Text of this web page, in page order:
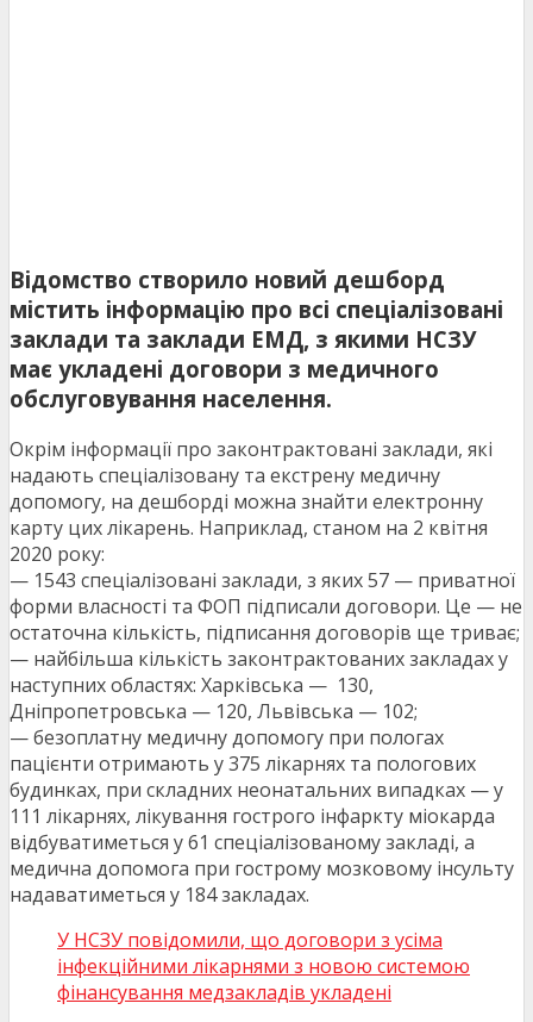
Відомство створило новий дешборд
містить інформацію про всі спеціалізовані
заклади та заклади ЕМД, з якими НСЗУ
має укладені договори з медичного
обслуговування населення.
Окрім інформації про законтрактовані заклади, які
надають спеціалізовану та екстрену медичну
допомогу, на дешборді можна знайти електронну
карту цих лікарень. Наприклад, станом на 2 квітня
2020 року:
— 1543 спеціалізовані заклади, з яких 57 — приватної
форми власності та ФОП підписали договори. Це — не
остаточна кількість, підписання договорів ще триває;
— найбільша кількість законтрактованих закладах у
наступних областях: Харківська — 130,
Дніпропетровська — 120, Львівська — 102;
— безоплатну медичну допомогу при пологах
пацієнти отримають у 375 лікарнях та пологових
будинках, при складних неонатальних випадках — у
111 лікарнях, лікування гострого інфаркту міокарда
відбуватиметься у 61 спеціалізованому закладі, а
медична допомога при гострому мозковому інсульту
надаватиметься у 184 закладах.
У НСЗУ повідомили, що договори з усіма
інфекційними лікарнями з новою системою
фінансування медзакладів укладені